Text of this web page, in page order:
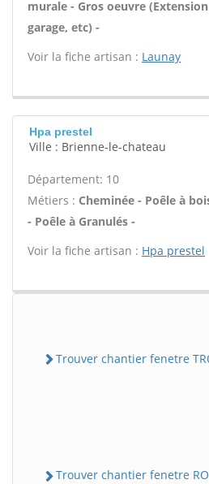
murale - Gros oeuvre
garage, etc) -
Voir la fiche artisan : Launay
Hpa prestel
Ville : Brienne-le-chateau
Département: 10
Métiers : Cheminée - Poêle à
- Poêle à Granulés -
Voir la fiche artisan : Hpa prestel
Trouver chantier fenetre
Trouver chantier fenetre